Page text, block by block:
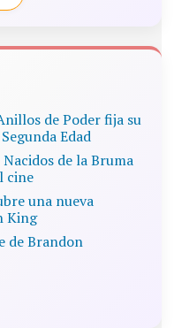
de Poder fija su
Edad
de la Bruma
cine
una nueva
King
de Brandon